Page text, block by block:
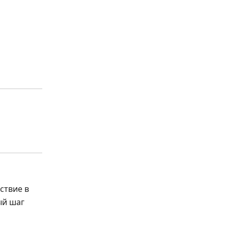
в
шаг